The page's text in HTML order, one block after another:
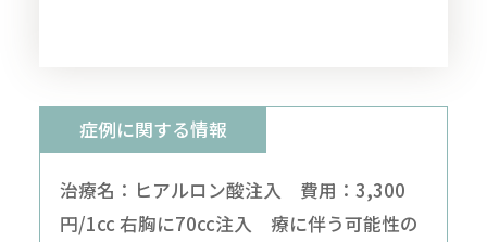
症例に関する情報
治療名：ヒアルロン酸注入 費用：3,300
円/1cc 右胸に70cc注入 療に伴う可能性の